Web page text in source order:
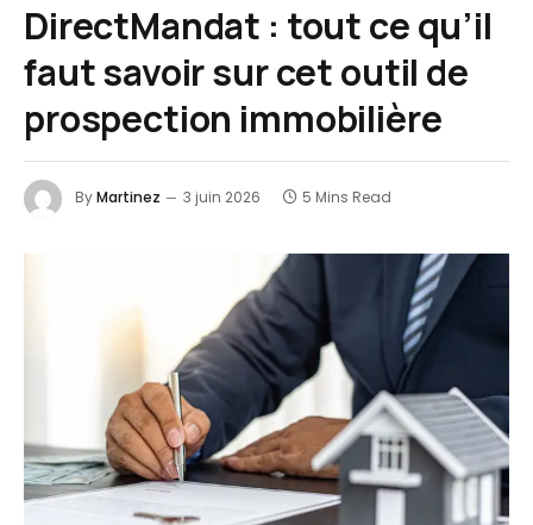
DirectMandat : tout ce qu’il
faut savoir sur cet outil de
prospection immobilière
ByMartinez 3 juin 2026 5 Mins Read